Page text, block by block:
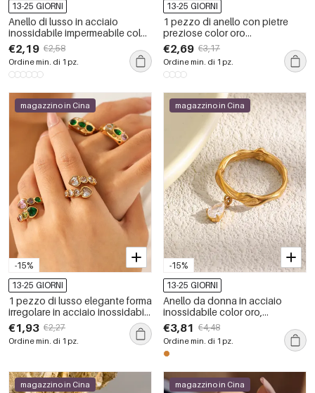
13-25 GIORNI
Anello di lusso in acciaio
inossidabile impermeabile color
oro con pietra preziosa
€2,19 €2,58
Ordine min. di 1 pz.
13-25 GIORNI
1 pezzo di anello con pietre
preziose color oro
impermeabile in acciaio
inossidabile a goccia da donna
€2,69 €3,17
Ordine min. di 1 pz.
-15%
magazzino in Cina
13-25 GIORNI
1 pezzo di lusso elegante forma
irregolare in acciaio inossidabile
impermeabile color oro zircone
anelli da donna con pietre
preziose
€1,93 €2,27
Ordine min. di 1 pz.
-15%
magazzino in Cina
13-25 GIORNI
Anello da donna in acciaio
inossidabile color oro,
impermeabile, con zirconi e
forma irregolare a goccia
semplice.
€3,81 €4,48
Ordine min. di 1 pz.
magazzino in Cina magazzino in Cina